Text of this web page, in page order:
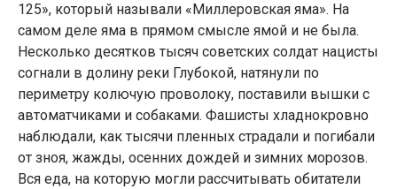
125», который называли «Миллеровская яма». На
самом деле яма в прямом смысле ямой и не была.
Несколько десятков тысяч советских солдат нацисты
согнали в долину реки Глубокой, натянули по
периметру колючую проволоку, поставили вышки с
автоматчиками и собаками. Фашисты хладнокровно
наблюдали, как тысячи пленных страдали и погибали
от зноя, жажды, осенних дождей и зимних морозов.
Вся еда, на которую могли рассчитывать обитатели